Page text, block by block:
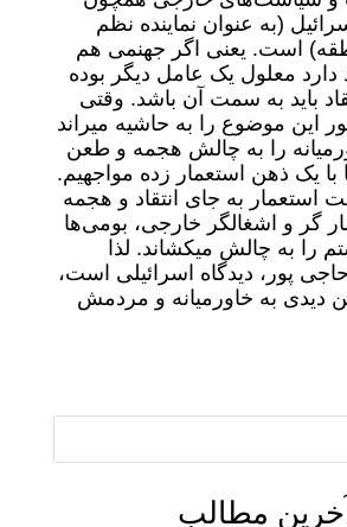
(به عنوان نماینده نظم
است. یعنی اگر جهنمی هم
معلول یک عامل دیگر بوده
باید به سمت آن باشد. وقتی
این موضوع را به حاشیه میراند
را به چالش هجمه و طعن
با یک ذهن استعمار زده مواجهیم.
استعمار به جای انتقاد و هجمه
گر و اشغالگر خارجی، بومی‌ها
را به چالش میکشاند. لذا
پور، دیدگاه اسرائیلی است،
دیدی به خاورمیانه و مردمش
آخرین مطالب